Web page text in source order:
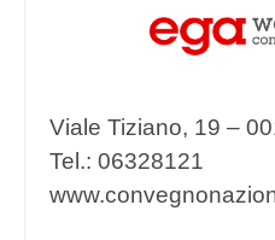
Viale Tiziano, 19 –
Tel.: 06328121